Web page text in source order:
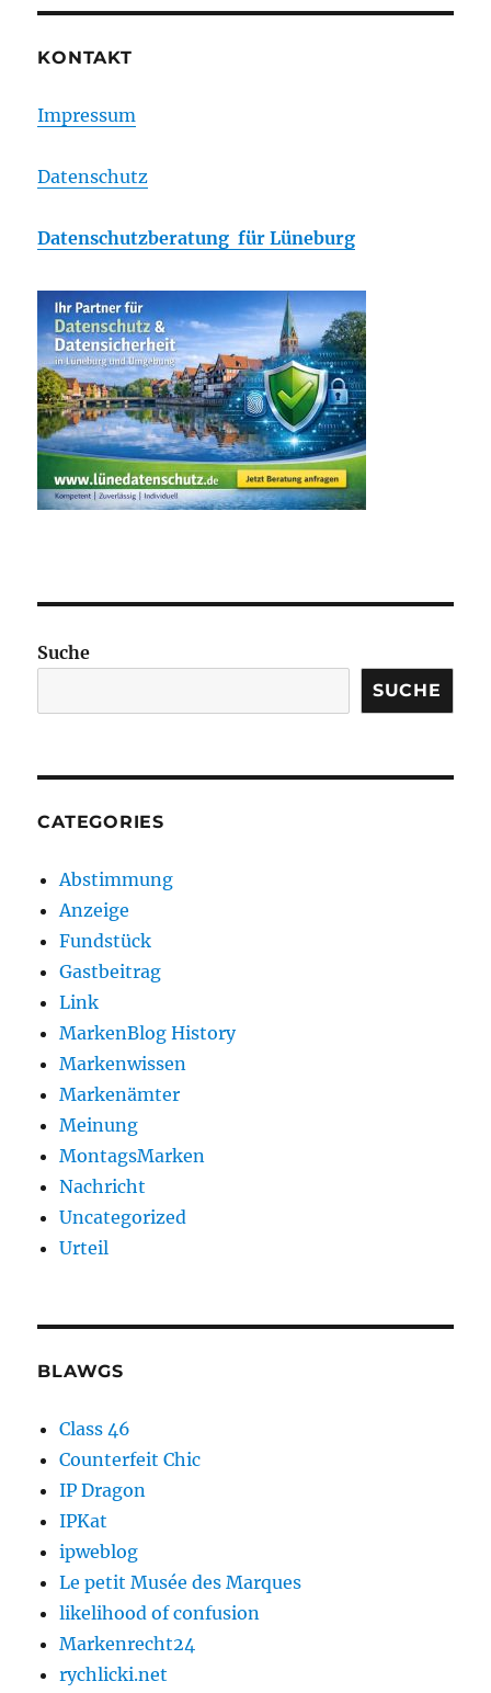
KONTAKT
Impressum
Datenschutz
Datenschutzberatung für Lüneburg
Suche
SUCHE
CATEGORIES
Abstimmung
Anzeige
Fundstück
Gastbeitrag
Link
MarkenBlog History
Markenwissen
Markenämter
Meinung
MontagsMarken
Nachricht
Uncategorized
Urteil
BLAWGS
Class 46
Counterfeit Chic
IP Dragon
IPKat
ipweblog
Le petit Musée des Marques
likelihood of confusion
Markenrecht24
rychlicki.net